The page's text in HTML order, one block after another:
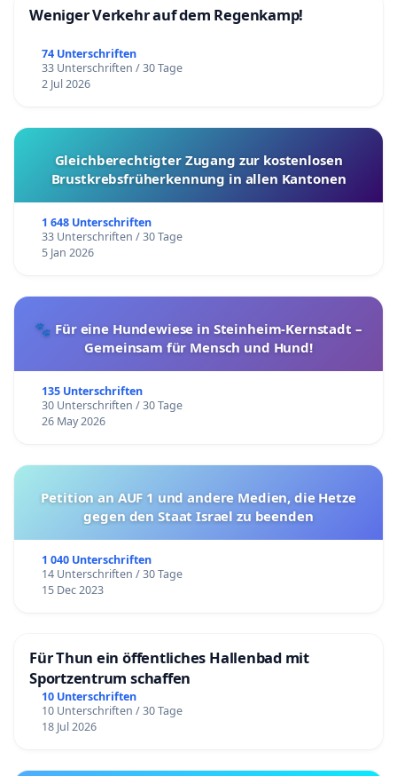
Weniger Verkehr auf dem Regenkamp!
74 Unterschriften
33 Unterschriften / 30 Tage
2 Jul 2026
Gleichberechtigter Zugang zur kostenlosen
Brustkrebsfrüherkennung in allen Kantonen
1 648 Unterschriften
33 Unterschriften / 30 Tage
5 Jan 2026
🐾 Für eine Hundewiese in Steinheim-Kernstadt –
Gemeinsam für Mensch und Hund!
135 Unterschriften
30 Unterschriften / 30 Tage
26 May 2026
Petition an AUF 1 und andere Medien, die Hetze
gegen den Staat Israel zu beenden
1 040 Unterschriften
14 Unterschriften / 30 Tage
15 Dec 2023
Für Thun ein öffentliches Hallenbad mit
Sportzentrum schaffen
10 Unterschriften
10 Unterschriften / 30 Tage
18 Jul 2026